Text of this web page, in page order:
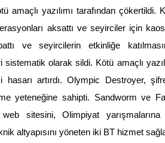
yazılımı tarafından çökertildi.
aksattı ve seyirciler için
ve seyircilerin etkinliğe
olarak sildi. Kötü amaçlı
hasarı artırdı. Olympic Destroyer,
yeteneğine sahipti. Sandworm ve
sitesini, Olimpiyat
altyapısını yöneten iki BT hizmet